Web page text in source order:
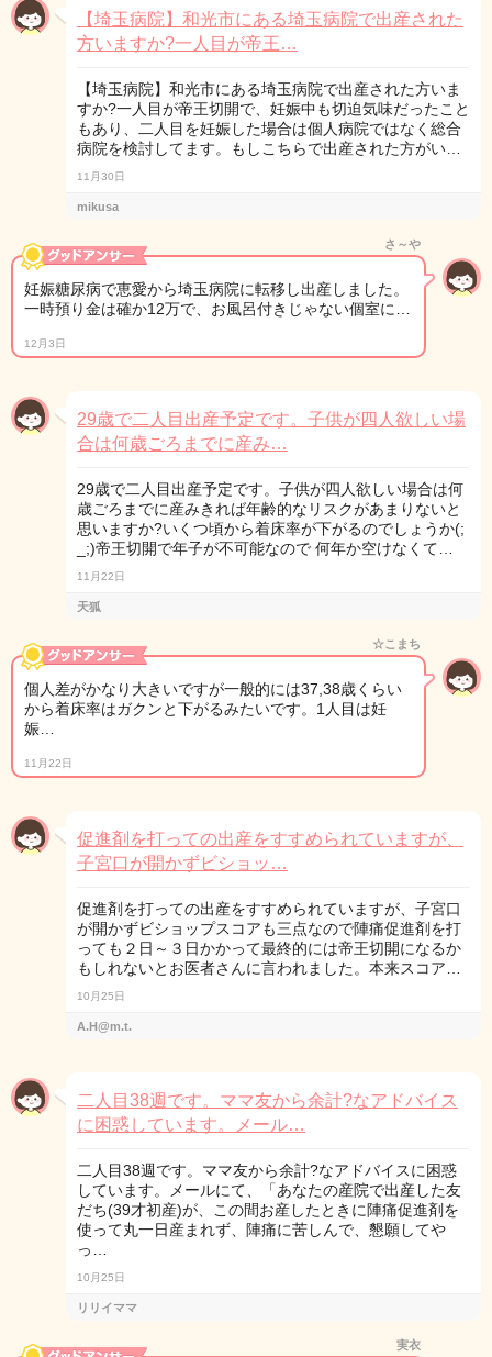
【埼玉病院】和光市にある埼玉病院で出産された
方いますか?一人目が帝王…
【埼玉病院】和光市にある埼玉病院で出産された方いま
すか?一人目が帝王切開で、妊娠中も切迫気味だったこと
もあり、二人目を妊娠した場合は個人病院ではなく総合
病院を検討してます。もしこちらで出産された方がい…
11月30日
mikusa
さ～や
妊娠糖尿病で恵愛から埼玉病院に転移し出産しました。
一時預り金は確か12万で、お風呂付きじゃない個室に…
12月3日
29歳で二人目出産予定です。子供が四人欲しい場
合は何歳ごろまでに産み…
29歳で二人目出産予定です。子供が四人欲しい場合は何
歳ごろまでに産みきれば年齢的なリスクがあまりないと
思いますか?いくつ頃から着床率が下がるのでしょうか(;
_;)帝王切開で年子が不可能なので 何年か空けなくて…
11月22日
天狐
☆こまち
個人差がかなり大きいですが一般的には37,38歳くらい
から着床率はガクンと下がるみたいです。1人目は妊
娠…
11月22日
促進剤を打っての出産をすすめられていますが、
子宮口が開かずビショッ…
促進剤を打っての出産をすすめられていますが、子宮口
が開かずビショップスコアも三点なので陣痛促進剤を打
っても２日～３日かかって最終的には帝王切開になるか
もしれないとお医者さんに言われました。本来スコア…
10月25日
A.H@m.t.
二人目38週です。ママ友から余計?なアドバイス
に困惑しています。メール…
二人目38週です。ママ友から余計?なアドバイスに困惑
しています。メールにて、「あなたの産院で出産した友
だち(39才初産)が、この間お産したときに陣痛促進剤を
使って丸一日産まれず、陣痛に苦しんで、懇願してや
っ…
10月25日
リリイママ
実衣